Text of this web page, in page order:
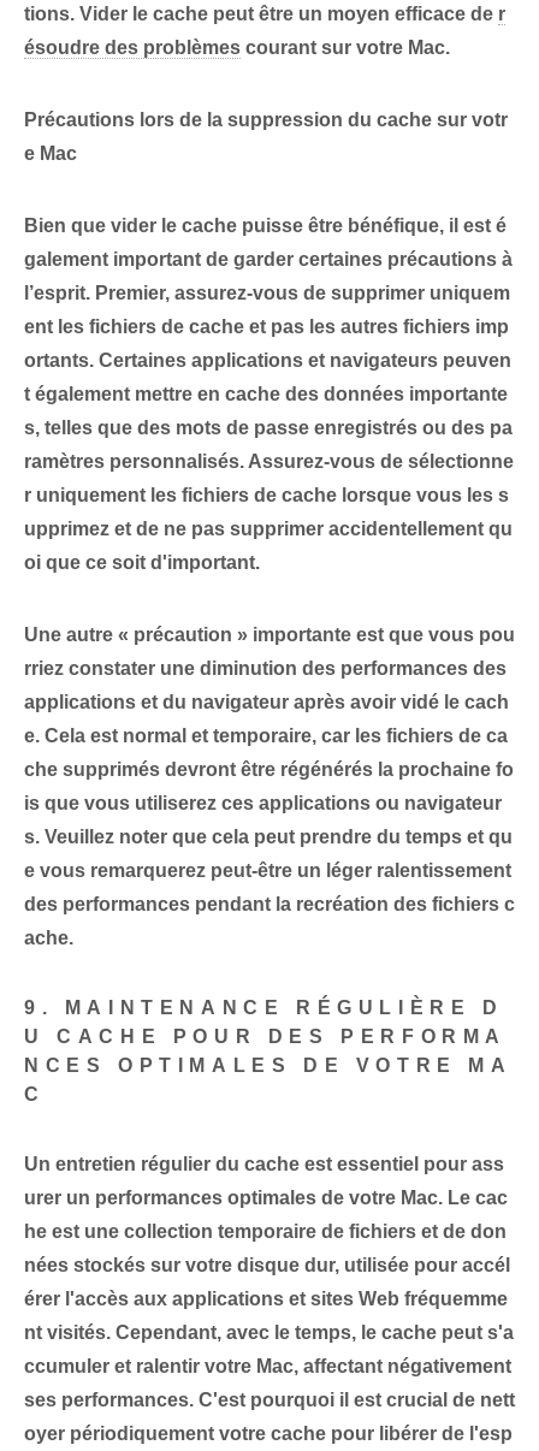
tions. Vider le cache peut être un moyen efficace de⁢ r
ésoudre des problèmes courant sur votre Mac.
Précautions lors de la suppression du cache sur votr
e Mac
Bien que vider le cache puisse être bénéfique, il est é
galement important de garder certaines précautions à
l’esprit. Premier, assurez-vous de supprimer uniquem
ent les fichiers de cache et pas les autres fichiers imp
ortants. Certaines applications et navigateurs peuven
t également mettre en cache des données importante
s, telles que des mots de passe enregistrés ou des pa
ramètres personnalisés. Assurez-vous de sélectionne
r uniquement⁤ les fichiers de cache lorsque vous les s
upprimez et de ne pas supprimer accidentellement qu
oi que ce soit d'important.
Une autre « précaution » importante est que vous pou
rriez constater une diminution des performances des
applications et du navigateur après avoir vidé le cach
e. ⁢Cela est normal et temporaire, car les ⁢fichiers de ca
che supprimés⁤ devront être ‌régénérés la prochaine fo
is que vous utiliserez ces applications ou navigateur
s. Veuillez noter que cela peut prendre du temps et qu
e vous remarquerez peut-être un léger ralentissement
des performances pendant la recréation des fichiers c
ache.
9. MAINTENANCE RÉGULIÈRE D
U CACHE POUR DES PERFORMA
NCES OPTIMALES DE VOTRE MA
C
Un entretien régulier du cache est essentiel pour ass
urer un performances optimales de votre Mac. Le cac
he est une collection temporaire de fichiers et de don
nées stockés sur votre disque dur, utilisée pour accél
érer l'accès aux applications et sites Web fréquemme
nt visités. Cependant, avec le temps, le cache peut s'a
ccumuler et ralentir⁤ votre Mac, affectant négativement
ses performances. C'est pourquoi il est crucial de nett
oyer périodiquement votre cache pour libérer de l'esp